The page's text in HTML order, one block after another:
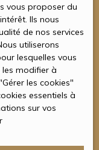
vous proposer du
Ils nous
de nos services
utiliserons
lesquelles vous
modifier à
les cookies″
essentiels à
sur vos